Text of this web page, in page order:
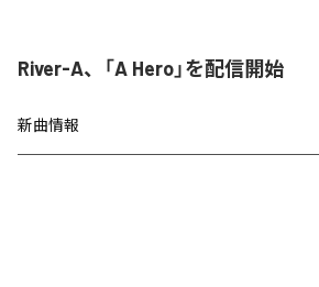
River-A、「A Hero」を配信開始
新曲情報